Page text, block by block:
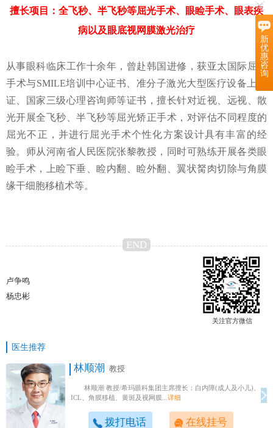
新
优
惠
咨
询
擅长项目： 全飞秒、半飞秒等屈光手术、眼睑手术、眼表疾
病以及眼底视网膜激光治疗
从事眼科临床工作十余年，曾赴韩国进修，获亚太国际屈光
手术与SMILE培训中心证书、准分子激光大型医疗设备上岗
证、国家三级心理咨询师等证书，擅长针对近视、远视、散
光开展全飞秒、半飞秒等屈光矫正手术，对评估不同程度的
屈光不正，并进行屈光手术个性化方案设计具有丰富的经
验。师从河南省人民医院张黎教授，同时可熟练开展各类眼
睑手术，上睑下垂、睑内翻、睑外翻、翼状胬肉切除与角膜
缘干细胞移植术等。
END
卢争鸣
杨忠彬
关注官方微信
医生推荐
林顺潮 教授
林顺潮 教授/希玛眼科集团主席擅长：白内障(成人及小儿)、
ICL、角膜移植、黄斑及视网膜... 详细
拨打电话 在线挂号